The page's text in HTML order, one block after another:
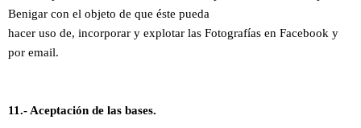
Benigar con el objeto de que éste pueda
hacer uso de, incorporar y explotar las Fotografías en Facebook y
por email.
11.- Aceptación de las bases.